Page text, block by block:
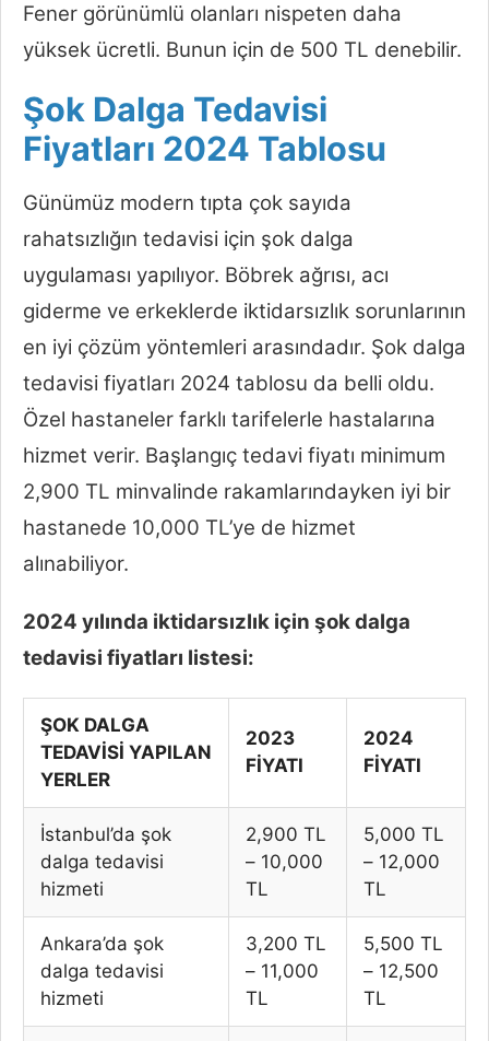
Fener görünümlü olanları nispeten daha
yüksek ücretli. Bunun için de 500 TL denebilir.
Şok Dalga Tedavisi
Fiyatları 2024 Tablosu
Günümüz modern tıpta çok sayıda
rahatsızlığın tedavisi için şok dalga
uygulaması yapılıyor. Böbrek ağrısı, acı
giderme ve erkeklerde iktidarsızlık sorunlarının
en iyi çözüm yöntemleri arasındadır. Şok dalga
tedavisi fiyatları 2024 tablosu da belli oldu.
Özel hastaneler farklı tarifelerle hastalarına
hizmet verir. Başlangıç tedavi fiyatı minimum
2,900 TL minvalinde rakamlarındayken iyi bir
hastanede 10,000 TL’ye de hizmet
alınabiliyor.
2024 yılında iktidarsızlık için şok dalga
tedavisi fiyatları listesi:
ŞOK DALGA
TEDAVİSİ YAPILAN
YERLER
2023
FİYATI
2024
FİYATI
İstanbul’da şok
dalga tedavisi
hizmeti
2,900 TL
– 10,000
TL
5,000 TL
– 12,000
TL
Ankara’da şok
dalga tedavisi
hizmeti
3,200 TL
– 11,000
TL
5,500 TL
– 12,500
TL